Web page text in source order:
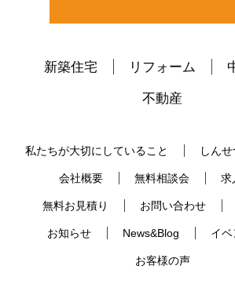
新築住宅 リフォーム
不動産
私たちが大切にしていること しん
会社概要 無料相談会 求
無料お見積り お問い合わせ
お知らせ News&Blog イ
お客様の声